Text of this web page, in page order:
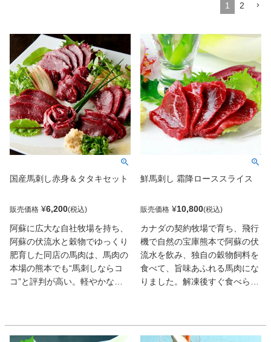
1 2
国産馬刺し赤身＆タタキセット
販売価格 ¥6,200
阿蘇に広大な自社牧場を持ち、
阿蘇の伏流水と穀物でゆっくり
肥育した同店の馬肉は、馬肉の
本場の熊本でも“馬刺しならコ
コ”と評判が高い。軽やかなコ
たい。国産の赤身馬刺しと直火
鮮馬刺し 霜降ローススライス
販売価格 ¥10,800
カナダの契約牧場で育ち、飛行
機で自然の宝庫熊本で阿蘇の伏
流水を飲み、独自の穀物飼料を
食べて、旨味あふれる馬肉にな
りました。解凍後すぐ食べられ
苦手な方や簡単に本場熊本の馬